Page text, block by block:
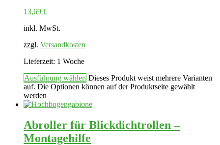
13,69 €
inkl. MwSt.
zzgl. Versandkosten
Lieferzeit: 1 Woche
Ausführung wählen Dieses Produkt weist mehrere Varianten
auf. Die Optionen können auf der Produktseite gewählt
werden
Abroller für Blickdichtrollen –
Montagehilfe